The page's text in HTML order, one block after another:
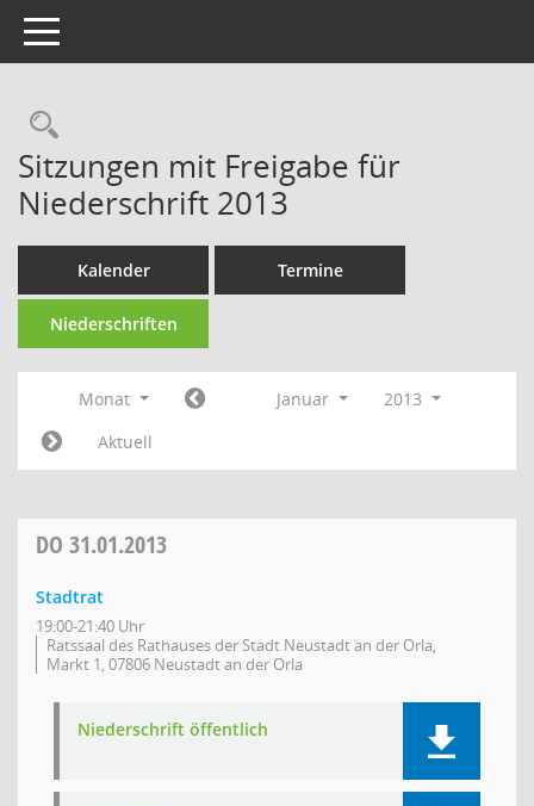
Toggle navigation
Rechercheauswahl
Sitzungen mit Freigabe für
Niederschrift 2013
Kalender Termine
Niederschriften
Monat Januar
2013
Aktuell
DO 31.01.2013
Stadtrat
19:00-21:40 Uhr
Ratssaal des Rathauses der Stadt Neustadt an der Orla,
Markt 1, 07806 Neustadt an der Orla
Niederschrift öffentlich